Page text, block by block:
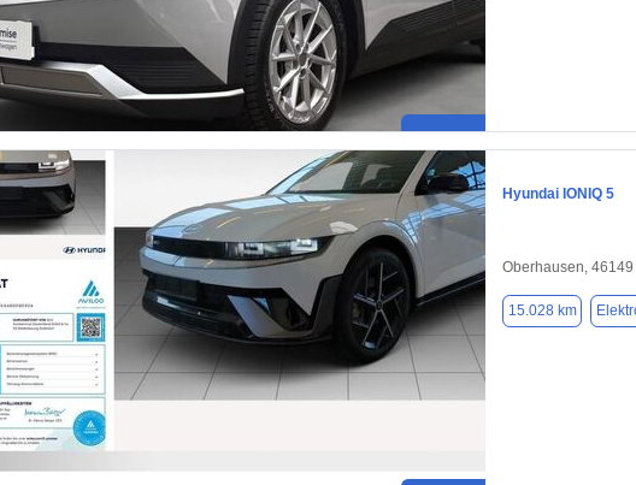
Hyundai IONIQ 5
Oberhausen, 46149
15.028 km